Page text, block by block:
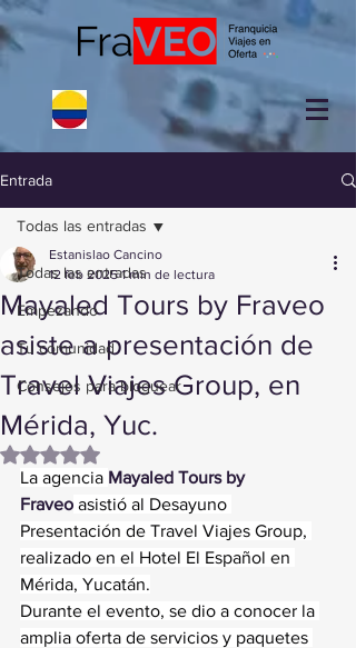
Entrada
Todas las entradas
Empezando
Tu comunidad
Consejos para bloguear
Todas las entradas
Mayaled Tours by Fraveo
asiste a presentación de
Travel Viajes Group, en
Mérida, Yuc.
Estanislao Cancino
12 feb 2025 1 min de lectura
Obtuvo NaN de 5 estrellas.
La agencia Mayaled Tours by
Fraveo asistió al Desayuno
Presentación de Travel Viajes Group,
realizado en el Hotel El Español en
Mérida, Yucatán.
Durante el evento, se dio a conocer la
amplia oferta de servicios y paquetes